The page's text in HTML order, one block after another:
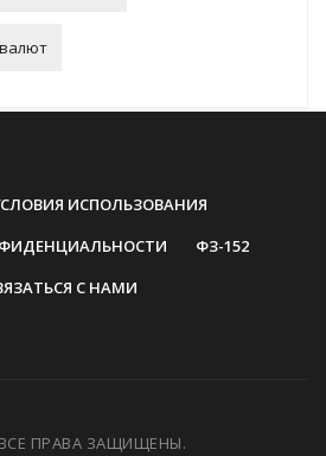
ИСПОЛЬЗОВАНИЯ
ФЗ-152
С НАМИ
ПРАВА ЗАЩИЩЕНЫ.